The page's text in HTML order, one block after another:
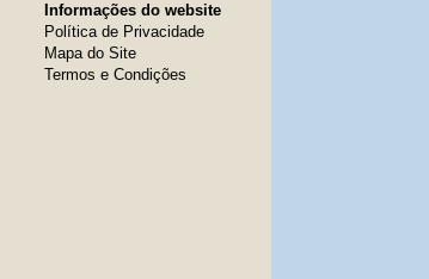
Informações do website
Política de Privacidade
Mapa do Site
Termos e Condições